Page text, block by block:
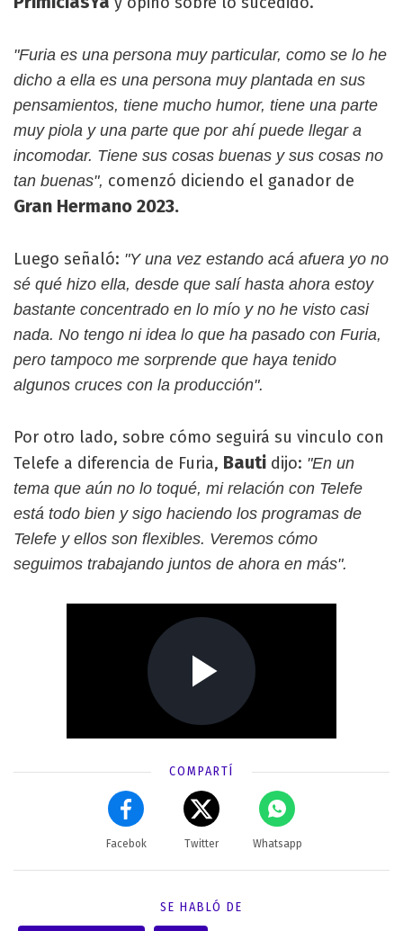
"Furia es una persona muy particular, como se lo he
dicho a ella es una persona muy plantada en sus
pensamientos, tiene mucho humor, tiene una parte
muy piola y una parte que por ahí puede llegar a
incomodar. Tiene sus cosas buenas y sus cosas no
tan buenas", comenzó diciendo el ganador de
Gran Hermano 2023.
Luego señaló: "Y una vez estando acá afuera yo no
sé qué hizo ella, desde que salí hasta ahora estoy
bastante concentrado en lo mío y no he visto casi
nada. No tengo ni idea lo que ha pasado con Furia,
pero tampoco me sorprende que haya tenido
algunos cruces con la producción".
Por otro lado, sobre cómo seguirá su vinculo con
Telefe a diferencia de Furia, Bauti dijo: "En un
tema que aún no lo toqué, mi relación con Telefe
está todo bien y sigo haciendo los programas de
Telefe y ellos son flexibles. Veremos cómo
seguimos trabajando juntos de ahora en más".
COMPARTÍ
Facebok Twitter Whatsapp
SE HABLÓ DE